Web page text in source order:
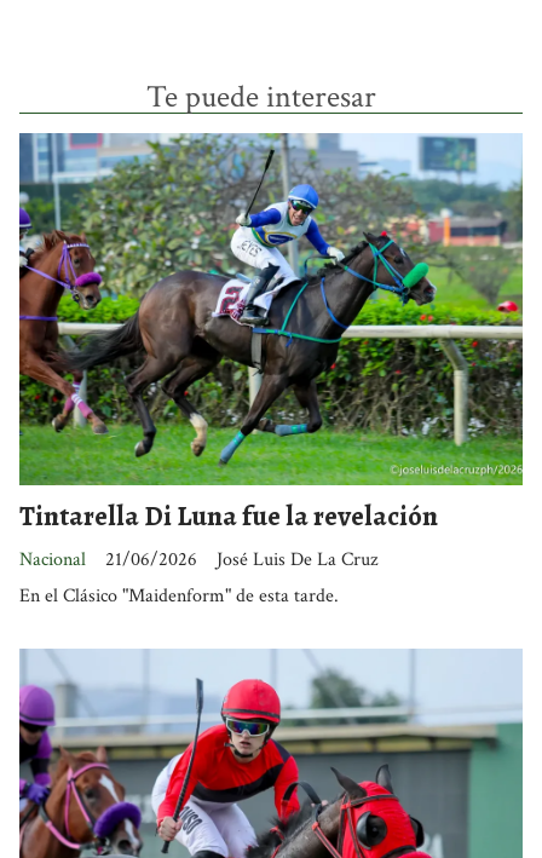
Te puede interesar
Tintarella Di Luna fue la revelación
José Luis De La Cruz
Nacional
21/06/2026
En el Clásico "Maidenform" de esta tarde.